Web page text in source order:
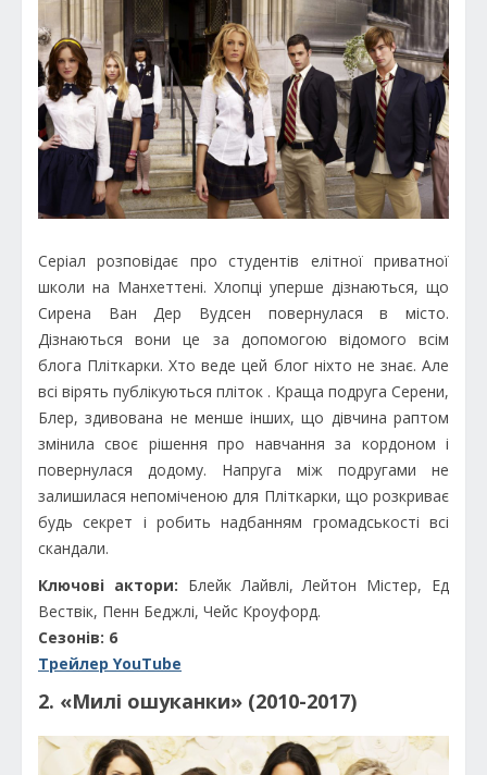
Серіал розповідає про студентів елітної приватної
школи на Манхеттені. Хлопці уперше дізнаються, що
Сирена Ван Дер Вудсен повернулася в місто.
Дізнаються вони це за допомогою відомого всім
блога Пліткарки. Хто веде цей блог ніхто не знає. Але
всі вірять публікуються пліток . Краща подруга Серени,
Блер, здивована не менше інших, що дівчина раптом
змінила своє рішення про навчання за кордоном і
повернулася додому. Напруга між подругами не
залишилася непоміченою для Пліткарки, що розкриває
будь секрет і робить надбанням громадськості всі
скандали.
Ключові актори: Блейк Лайвлі, Лейтон Містер, Ед
Вествік, Пенн Беджлі, Чейс Кроуфорд.
Сезонів: 6
Трейлер YouTube
2. «Милі ошуканки» (2010-2017)